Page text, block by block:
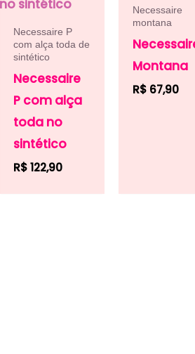
Necessaire P
com alça toda de
sintético
Necessaire
P com alça
toda no
sintético
R$122,90
Necessaire
montana
Montana
R$ 67,90